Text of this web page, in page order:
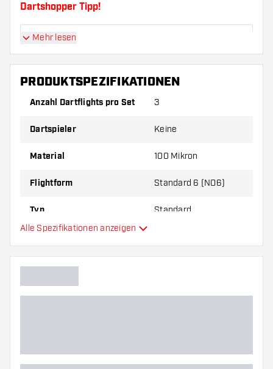
Dartshopper Tipp!
Sorgen Sie für genügend Ersatz Flights und
Shafts. Diese können sich durch Gebrauch
Probieren Sie eine andere Form, ein anderes
um herauszufinden, welche Variante am besten
zu Ihnen passt!
Mehr lesen
PRODUKTSPEZIFIKATIONEN
Anzahl Dartflights pro Set 3
Dartspieler Keine
Material 100 Mikron
Flightform Standard 6 (NO6)
Typ Standard
Hauptfarbe
Alle Spezifikationen anzeigen